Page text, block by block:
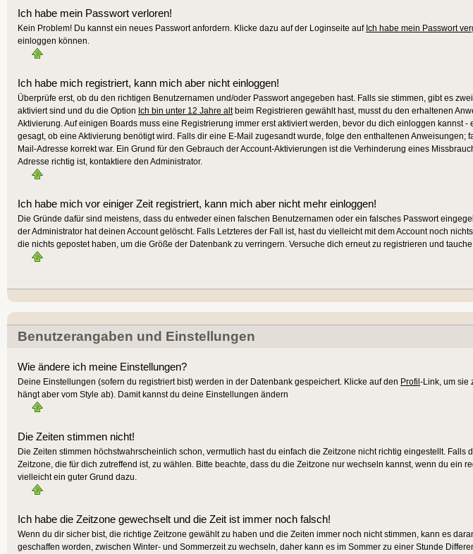
Ich habe mein Passwort verloren!
Kein Problem! Du kannst ein neues Passwort anfordern. Klicke dazu auf der Loginseite auf Ich habe mein Passwort
einloggen können.
Ich habe mich registriert, kann mich aber nicht einloggen!
Überprüfe erst, ob du den richtigen Benutzernamen und/oder Passwort angegeben hast. Falls sie stimmen, gibt es
aktiviert sind und du die Option Ich bin unter 12 Jahre altbeim Registrieren gewählt hast, musst du den erhaltenen
Aktivierung. Auf einigen Boards muss eine Registrierung immer erst aktiviert werden, bevor du dich einloggen kannst
gesagt, ob eine Aktivierung benötigt wird. Falls dir eine E-Mail zugesandt wurde, folge den enthaltenen
Mail-Adresse korrekt war. Ein Grund für den Gebrauch der Account-Aktivierungen ist die Verhinderung eines
Adresse richtig ist, kontaktiere den Administrator.
Ich habe mich vor einiger Zeit registriert, kann mich aber nicht mehr einloggen!
Die Gründe dafür sind meistens, dass du entweder einen falschen Benutzernamen oder ein falsches Passwort
der Administrator hat deinen Account gelöscht. Falls Letzteres der Fall ist, hast du vielleicht mit dem Account noch
die nichts gepostet haben, um die Größe der Datenbank zu verringern. Versuche dich erneut zu registrieren und
Benutzerangaben und Einstellungen
Wie ändere ich meine Einstellungen?
Deine Einstellungen (sofern du registriert bist) werden in der Datenbank gespeichert. Klicke auf den Profil-Link, um sie
hängt aber vom Style ab). Damit kannst du deine Einstellungen ändern
Die Zeiten stimmen nicht!
Die Zeiten stimmen höchstwahrscheinlich schon, vermutlich hast du einfach die Zeitzone nicht richtig eingestellt.
Zeitzone, die für dich zutreffend ist, zu wählen. Bitte beachte, dass du die Zeitzone nur wechseln kannst, wenn du ein
vielleicht ein guter Grund dazu.
Ich habe die Zeitzone gewechselt und die Zeit ist immer noch falsch!
Wenn du dir sicher bist, die richtige Zeitzone gewählt zu haben und die Zeiten immer noch nicht stimmen, kann es
geschaffen worden, zwischen Winter- und Sommerzeit zu wechseln, daher kann es im Sommer zu einer Stunde